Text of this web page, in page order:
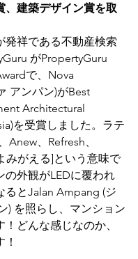
、建築デザイン賞を取
発祥である不動産検索
がPropertyGuru
で、Nova
アンパン)がBest
Architectural
を受賞しました。ラテ
Anew、Refresh、
みがえる]という意味で
の外観がLEDに覆われ
るとJalan Ampang (ジ
) を照らし、マンション
どんな感じなのか、